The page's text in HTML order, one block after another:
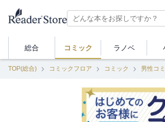
総合 コミック ラノベ
TOP(総合) コミックフロア コミック 男性コ